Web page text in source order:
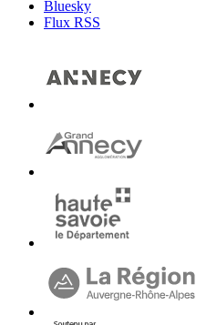
Bluesky
Flux RSS